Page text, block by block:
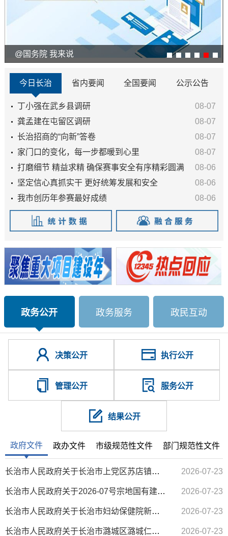
@国务院 我来说
今日长治 省内要闻 全国要闻 公示公告
丁小强在武乡县调研
08-07
龚孟建在屯留区调研
08-07
长治招商的“向新”答卷
08-07
家门口的变化，每一步都暖到心里
08-07
打磨细节 精益求精 确保赛事安全有序精彩圆满
08-06
坚定信心真抓实干 更好统筹发展和安全
08-06
我市创历年参赛最好成绩
08-06
政务公开 政务服务 政民互动
决策公开 执行公开
管理公开 服务公开
结果公开
政府文件 政办文件 市级规范性文件 部门规范性文件
2026-07-23
长治市人民政府关于长治市上党区苏店镇郝店村SD-HD-01 地块控制性详细规划等四项规划的批复
2026-07-23
长治市人民政府关于2026-07号宗地国有建设用地使用权等 3个拍卖出让方案的批复
2026-07-23
长治市人民政府关于长治市妇幼保健院新院区建设项目划拨供地方案的批复
2026-07-23
长治市人民政府关于长治市潞城区潞城仁和300MW/600MWh独立储能项目国有建设用地使用权协议出让方案的批复